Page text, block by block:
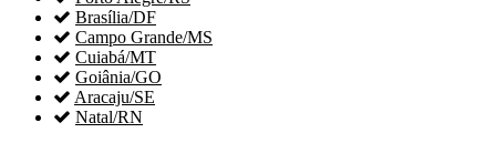
 Brasília/DF
 Campo Grande/MS
 Cuiabá/MT
 Goiânia/GO
 Aracaju/SE
 Natal/RN